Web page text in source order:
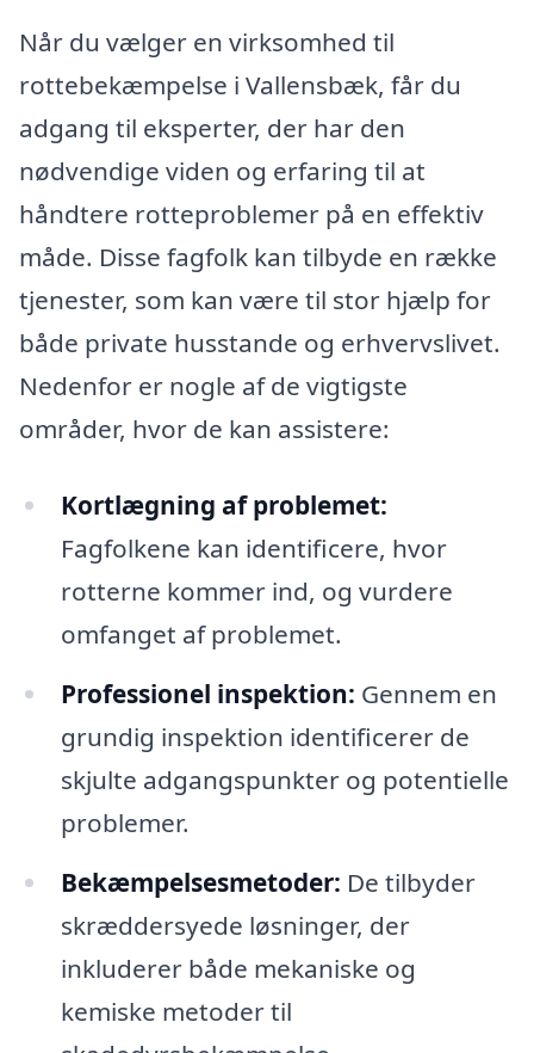
Når du vælger en virksomhed til
rottebekæmpelse i Vallensbæk, får du
adgang til eksperter, der har den
nødvendige viden og erfaring til at
håndtere rotteproblemer på en effektiv
måde. Disse fagfolk kan tilbyde en række
tjenester, som kan være til stor hjælp for
både private husstande og erhvervslivet.
Nedenfor er nogle af de vigtigste
områder, hvor de kan assistere:
Kortlægning af problemet:
Fagfolkene kan identificere, hvor
rotterne kommer ind, og vurdere
omfanget af problemet.
Professionel inspektion: Gennem en
grundig inspektion identificerer de
skjulte adgangspunkter og potentielle
problemer.
Bekæmpelsesmetoder: De tilbyder
skræddersyede løsninger, der
inkluderer både mekaniske og
kemiske metoder til